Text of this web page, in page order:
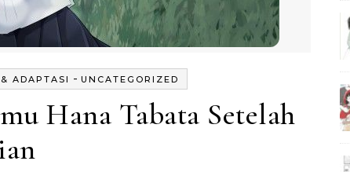
ADAPTASI - UNCATEGORIZED
Hana Tabata Setelah